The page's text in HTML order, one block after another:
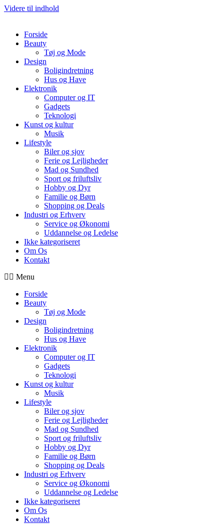
Videre til indhold
Forside
Beauty
Tøj og Mode
Design
Boligindretning
Hus og Have
Elektronik
Computer og IT
Gadgets
Teknologi
Kunst og kultur
Musik
Lifestyle
Biler og sjov
Ferie og Lejligheder
Mad og Sundhed
Sport og friluftsliv
Hobby og Dyr
Familie og Børn
Shopping og Deals
Industri og Erhverv
Service og Økonomi
Uddannelse og Ledelse
Ikke kategoriseret
Om Os
Kontakt
Menu
Forside
Beauty
Tøj og Mode
Design
Boligindretning
Hus og Have
Elektronik
Computer og IT
Gadgets
Teknologi
Kunst og kultur
Musik
Lifestyle
Biler og sjov
Ferie og Lejligheder
Mad og Sundhed
Sport og friluftsliv
Hobby og Dyr
Familie og Børn
Shopping og Deals
Industri og Erhverv
Service og Økonomi
Uddannelse og Ledelse
Ikke kategoriseret
Om Os
Kontakt